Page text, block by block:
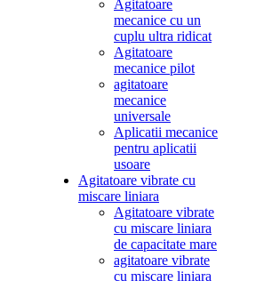
Agitatoare
mecanice cu un
cuplu ultra ridicat
Agitatoare
mecanice pilot
agitatoare
mecanice
universale
Aplicatii mecanice
pentru aplicatii
usoare
Agitatoare vibrate cu
miscare liniara
Agitatoare vibrate
cu miscare liniara
de capacitate mare
agitatoare vibrate
cu miscare liniara